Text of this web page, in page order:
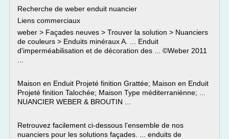
Recherche de weber enduit nuancier
Liens commerciaux
weber > Façades neuves > Trouver la solution > Nuanciers
de couleurs > Enduits minéraux A. ... Enduit
d'imperméabilisation et de décoration des ... ©Weber 2011
Maison en Enduit Projeté finition Grattée; Maison en Enduit
Projeté finition Talochée; Maison Type méditerraniènne; ...
NUANCIER WEBER & BROUTIN ...
Retrouvez facilement ci-dessous l'ensemble de nos
nuanciers pour les solutions façades. ... enduits de